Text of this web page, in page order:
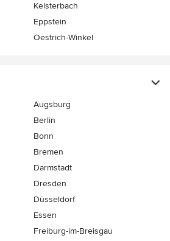
Kelsterbach
Eppstein
Oestrich-Winkel
Augsburg
Berlin
Bonn
Bremen
Darmstadt
Dresden
Düsseldorf
Essen
Freiburg-im-Breisgau